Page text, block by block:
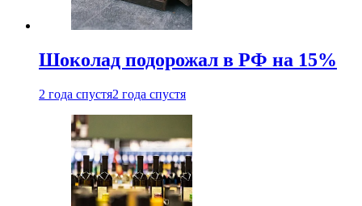
Шоколад подорожал в РФ на 15%
2 года спустя2 года спустя